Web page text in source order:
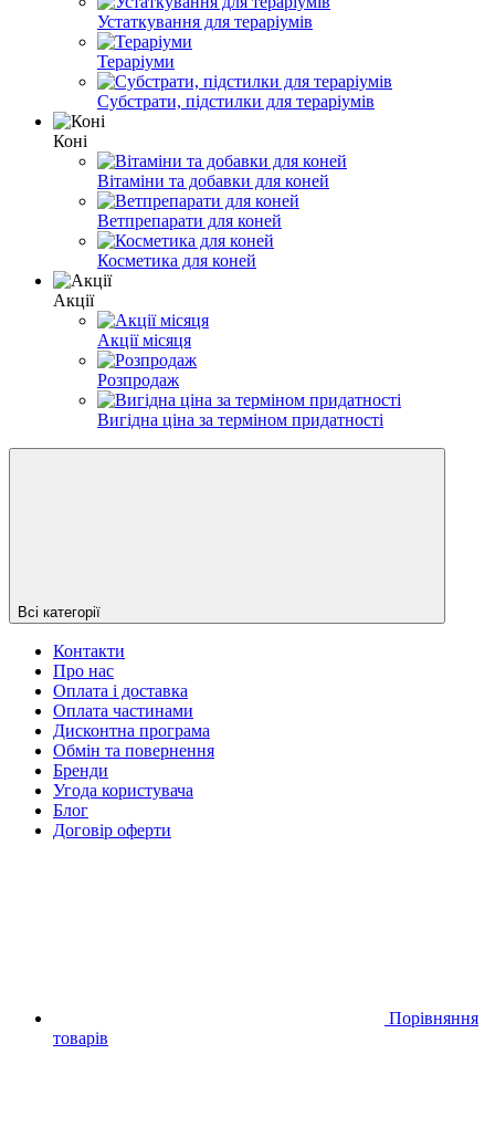
Устаткування для тераріумів
Тераріуми
Субстрати, підстилки для тераріумів
Коні
Вітаміни та добавки для коней
Ветпрепарати для коней
Косметика для коней
Акції
Акції місяця
Розпродаж
Вигідна ціна за терміном придатності
Всі категорії
Контакти
Про нас
Оплата і доставка
Оплата частинами
Дисконтна програма
Обмін та повернення
Бренди
Угода користувача
Блог
Договір оферти
Порівняння
товарів